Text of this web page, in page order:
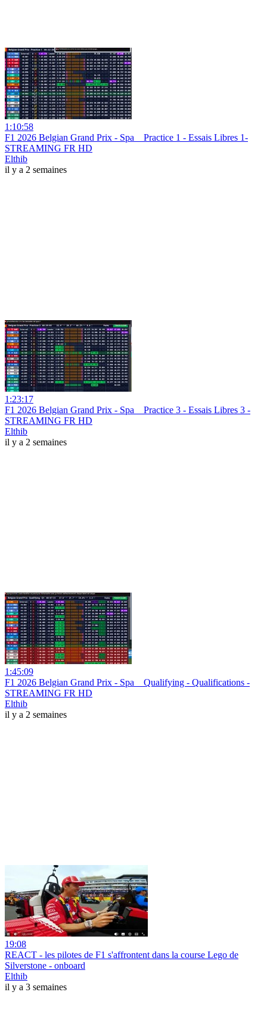
1:10:58
F1 2026 Belgian Grand Prix - Spa _ Practice 1 - Essais Libres 1-
STREAMING FR HD
Elthib
il y a 2 semaines
1:23:17
F1 2026 Belgian Grand Prix - Spa _ Practice 3 - Essais Libres 3 -
STREAMING FR HD
Elthib
il y a 2 semaines
1:45:09
F1 2026 Belgian Grand Prix - Spa _ Qualifying - Qualifications -
STREAMING FR HD
Elthib
il y a 2 semaines
19:08
REACT - les pilotes de F1 s'affrontent dans la course Lego de
Silverstone - onboard
Elthib
il y a 3 semaines